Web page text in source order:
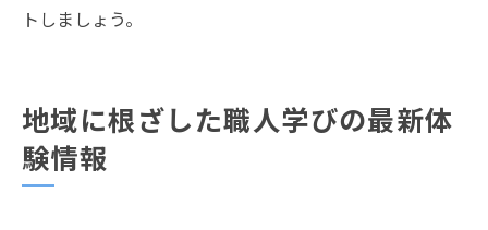
トしましょう。
地域に根ざした職人学びの最新体
験情報